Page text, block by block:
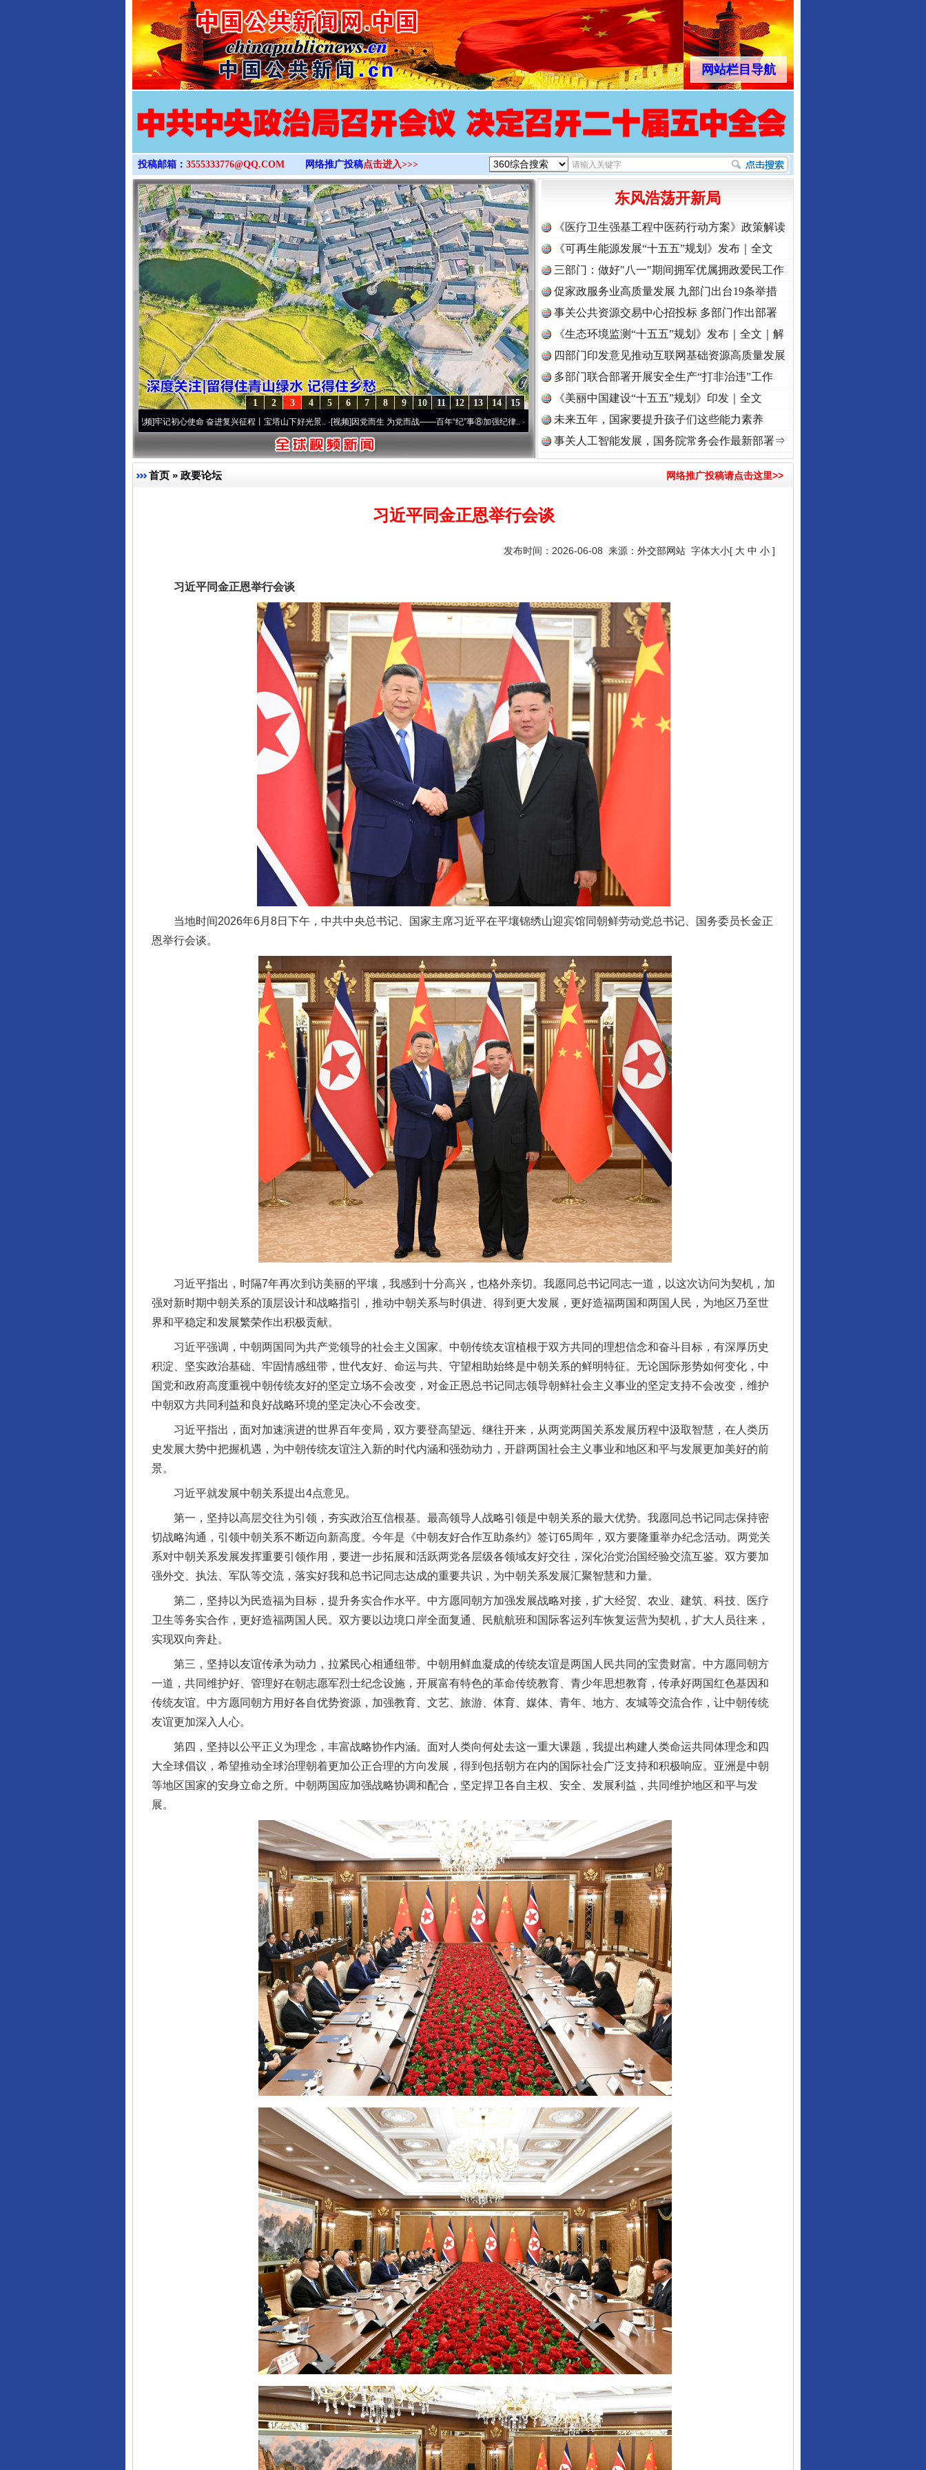
>
网站栏目导航
投稿邮箱： 3555333776@QQ.COM 网络推广投稿点击进入>>>
15
14
13
12
11
10
9
8
7
6
5
4
3
2
1
牢记初心使命 奋进复兴征程丨宝塔山下好光景..·[视频]因党而生 为党而战——百年“纪”事⑧加强纪律..·[视频]牢记初心使命 奋进复兴征程丨“转折之城”激荡..·[视频]牢记初心使命 奋进复兴征程丨红船起航处 潮起..
东风浩荡开新局
《医疗卫生强基工程中医药行动方案》政策解读
《可再生能源发展“十五五”规划》发布｜全文
三部门：做好"八一"期间拥军优属拥政爱民工作
促家政服务业高质量发展 九部门出台19条举措
事关公共资源交易中心招投标 多部门作出部署
《生态环境监测“十五五”规划》发布｜全文｜解
读
四部门印发意见推动互联网基础资源高质量发展
多部门联合部署开展安全生产“打非治违”工作
《美丽中国建设“十五五”规划》印发｜全文
未来五年，国家要提升孩子们这些能力素养
事关人工智能发展，国务院常务会作最新部署⇒
首页 » 政要论坛 网络推广投稿请点击这里>>
习近平同金正恩举行会谈
发布时间：2026-06-08 来源： 外交部网站 字体大小[ 大 中 小 ]
习近平同金正恩举行会谈
当地时间2026年6月8日下午，中共中央总书记、国家主席习近平在平壤锦绣山迎宾馆同朝鲜劳动党总书记、国务委员长金正
恩举行会谈。
习近平指出，时隔7年再次到访美丽的平壤，我感到十分高兴，也格外亲切。我愿同总书记同志一道，以这次访问为契机，加
强对新时期中朝关系的顶层设计和战略指引，推动中朝关系与时俱进、得到更大发展，更好造福两国和两国人民，为地区乃至世
界和平稳定和发展繁荣作出积极贡献。
习近平强调，中朝两国同为共产党领导的社会主义国家。中朝传统友谊植根于双方共同的理想信念和奋斗目标，有深厚历史
积淀、坚实政治基础、牢固情感纽带，世代友好、命运与共、守望相助始终是中朝关系的鲜明特征。无论国际形势如何变化，中
国党和政府高度重视中朝传统友好的坚定立场不会改变，对金正恩总书记同志领导朝鲜社会主义事业的坚定支持不会改变，维护
中朝双方共同利益和良好战略环境的坚定决心不会改变。
习近平指出，面对加速演进的世界百年变局，双方要登高望远、继往开来，从两党两国关系发展历程中汲取智慧，在人类历
史发展大势中把握机遇，为中朝传统友谊注入新的时代内涵和强劲动力，开辟两国社会主义事业和地区和平与发展更加美好的前
景。
习近平就发展中朝关系提出4点意见。
第一，坚持以高层交往为引领，夯实政治互信根基。最高领导人战略引领是中朝关系的最大优势。我愿同总书记同志保持密
切战略沟通，引领中朝关系不断迈向新高度。今年是《中朝友好合作互助条约》签订65周年，双方要隆重举办纪念活动。两党关
系对中朝关系发展发挥重要引领作用，要进一步拓展和活跃两党各层级各领域友好交往，深化治党治国经验交流互鉴。双方要加
强外交、执法、军队等交流，落实好我和总书记同志达成的重要共识，为中朝关系发展汇聚智慧和力量。
第二，坚持以为民造福为目标，提升务实合作水平。中方愿同朝方加强发展战略对接，扩大经贸、农业、建筑、科技、医疗
卫生等务实合作，更好造福两国人民。双方要以边境口岸全面复通、民航航班和国际客运列车恢复运营为契机，扩大人员往来，
实现双向奔赴。
第三，坚持以友谊传承为动力，拉紧民心相通纽带。中朝用鲜血凝成的传统友谊是两国人民共同的宝贵财富。中方愿同朝方
一道，共同维护好、管理好在朝志愿军烈士纪念设施，开展富有特色的革命传统教育、青少年思想教育，传承好两国红色基因和
传统友谊。中方愿同朝方用好各自优势资源，加强教育、文艺、旅游、体育、媒体、青年、地方、友城等交流合作，让中朝传统
友谊更加深入人心。
第四，坚持以公平正义为理念，丰富战略协作内涵。面对人类向何处去这一重大课题，我提出构建人类命运共同体理念和四
大全球倡议，希望推动全球治理朝着更加公正合理的方向发展，得到包括朝方在内的国际社会广泛支持和积极响应。亚洲是中朝
等地区国家的安身立命之所。中朝两国应加强战略协调和配合，坚定捍卫各自主权、安全、发展利益，共同维护地区和平与发
展。